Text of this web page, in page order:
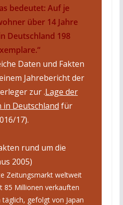
bedeutet: Auf je
über 14 Jahre
Deutschland 198
Daten und Fakten
Jahrebericht der
zur .Lage der
in Deutschland für
17).
rund um die
2005)
Zeitungsmarkt weltweit
85 Millionen verkauften
täglich, gefolgt von Japan